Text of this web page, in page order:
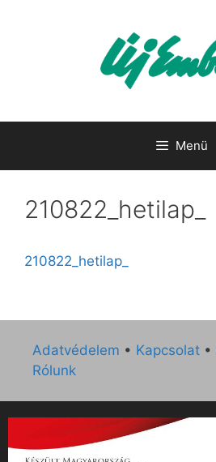
Menü
210822_hetilap_
210822_hetilap_
Adatvédelem • Kapcsolat •
Rólunk